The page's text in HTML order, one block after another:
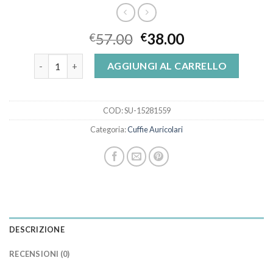
€57.00 €38.00
cuffie auricolari quantitàAGGIUNGI AL CARRELLO
COD:SU-15281559
Categoria:Cuffie Auricolari
DESCRIZIONE
RECENSIONI (0)